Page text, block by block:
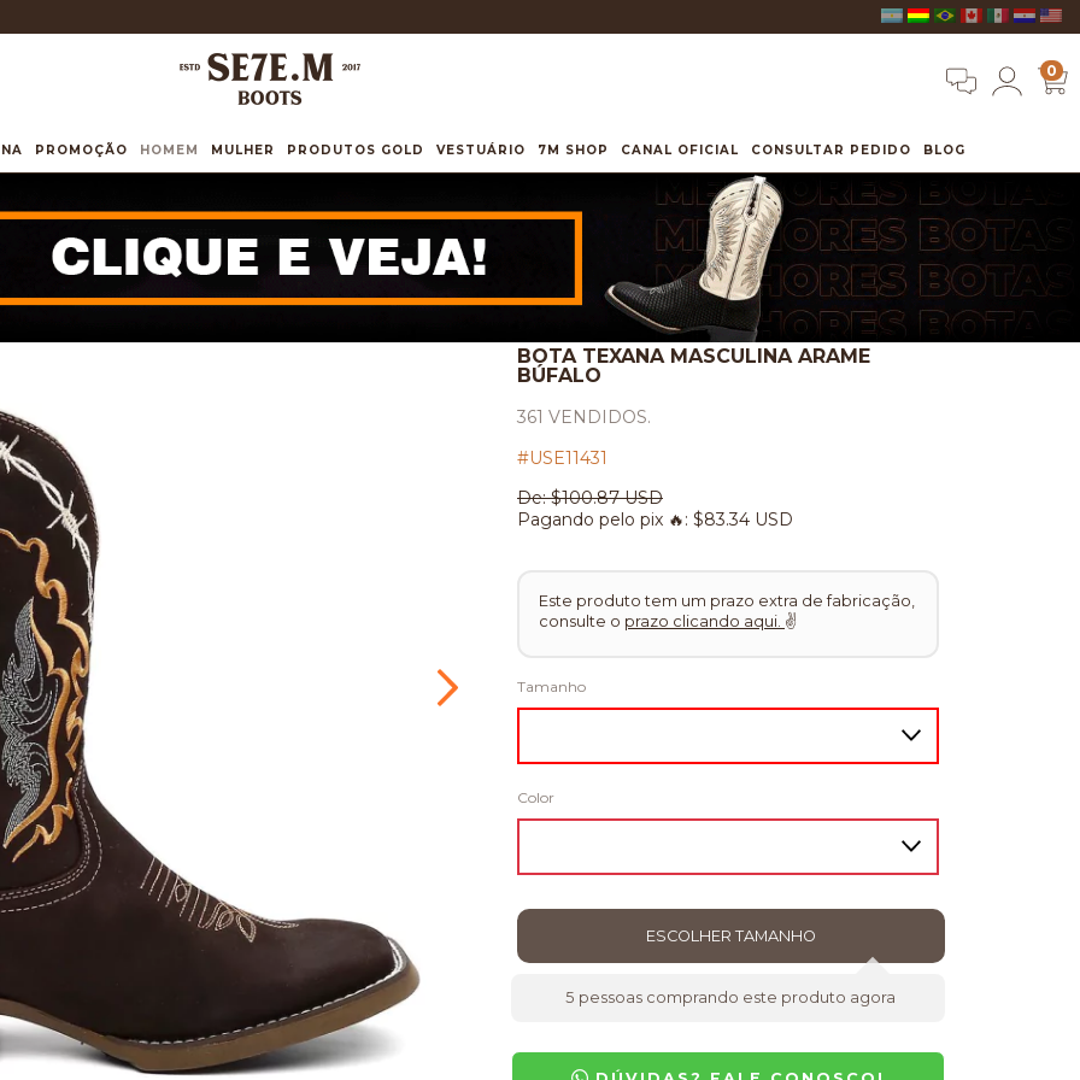
0
PROMOÇÃO HOMEM MULHER PRODUTOS GOLD VESTUÁRIO 7M SHOP CANAL OFICIAL CONSULTAR PEDIDO BLOG
BOTA TEXANA MASCULINA ARAME
BÚFALO
361 VENDIDOS.
#USE11431
De:$100.87 USD
Pagando pelo pix 🔥: $83.34 USD
Este produto tem um prazo extra de fabricação,
consulte o prazo clicando aqui. ✌
Tamanho
Color
5 pessoas comprando este produto agora